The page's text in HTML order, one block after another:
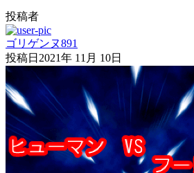
投稿者
ゴリゲンヌ891
投稿日 2021年 11月 10日